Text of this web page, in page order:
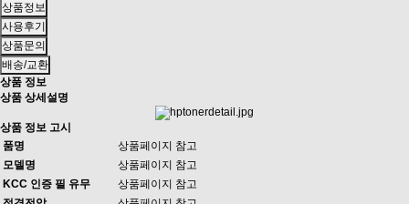
상품정보
사용후기
상품문의
배송/교환
상품 정보
상품 상세설명
상품 정보 고시
품명
상품페이지 참고
모델명
상품페이지 참고
KCC 인증 필 유무
상품페이지 참고